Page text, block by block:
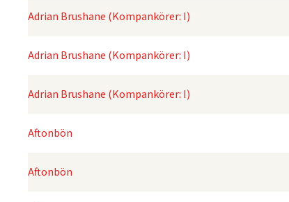
Adrian Brushane (Kompankörer: I)
Adrian Brushane (Kompankörer: I)
Adrian Brushane (Kompankörer: I)
Aftonbön
Aftonbön